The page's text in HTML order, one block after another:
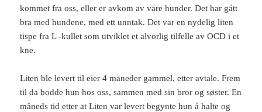
kommet fra oss, eller er avkom av våre hunder. Det har gått
bra med hundene, med ett unntak. Det var en nydelig liten
tispe fra L -kullet som utviklet et alvorlig tilfelle av OCD i et
kne.
Liten ble levert til eier 4 måneder gammel, etter avtale. Frem
til da bodde hun hos oss, sammen med sin bror og søster. En
måneds tid etter at Liten var levert begynte hun å halte og